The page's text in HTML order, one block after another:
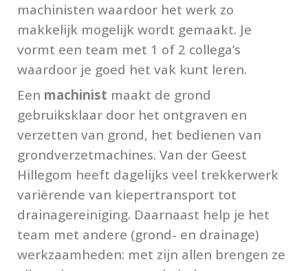
machinisten waardoor het werk zo
makkelijk mogelijk wordt gemaakt. Je
vormt een team met 1 of 2 collega’s
waardoor je goed het vak kunt leren.
Een machinist maakt de grond
gebruiksklaar door het ontgraven en
verzetten van grond, het bedienen van
grondverzetmachines.Van der Geest
Hillegom heeft dagelijks veel trekkerwerk
variërende van kiepertransport tot
drainagereiniging. Daarnaast help je het
team met andere (grond- en drainage)
werkzaamheden: met zijn allen brengen ze